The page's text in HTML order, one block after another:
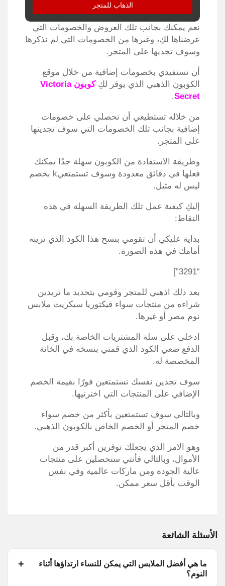
الذهاب للمتجر
نعم يمكنك بجانب تلك العروض والخصومات التي
عرضناها لكِ، وغيرها من الخصومات التي لم نذكرها
وسوف تجديها على المتجر.
أن تستفيدي بخصومات إضافية من خلال موقع
الكوبون الذهبي الذي يوفر لكِكوبونVictoria
Secret
.
من خلاله تستطيعي أن تحصلي على خصومات
إضافية بجانب تلك الخصومات التي سوف تجدينها
على المتجر.
وطريقة الاستفادة من الكوبون سهلة جدًا يمكنك
فعلها في دقائق معدودة وسوف تستمتعيk بخصم
ليس له مثيل.
إليكِ كيفية عمل تلك الطريقة السهلة في هذه
النقاط:
بداية عليكي أن تقومي بنسخ هذا الكود الذي ترينه
أمامك في هذه الصورة.
“3291”]
بعد ذلك اذهبي للمتجر وقومي بتحديد ما تريدين
شراءه من منتجات سواء فيكتوريا سيكريت ملابس
نوم مصر أو غيرها.
ادخلى على سلة المشتريات الخاصة بك، وقبل
الدفع ضعي الكود الذي قمتي بنسخه في الخانة
المخصصة له.
سوف تجدين نفسك تستمتعين فورًا بقيمة الخصم
الإضافي على المنتجات التي اخترتيها.
وبالتالي سوف تستمتعين بأكثر من خصم سواء
خصم المتجر أو الخصم الخاص بالكوبون الذهبي.
وهو الامر الذي يجعلك توفرين أكبر قدر من
الأموال، وبالتالي فأنتي ستحصلين على منتجات
عالية الجودة ومن ماركات عالمية وفي نفس
الوقت بأقل سعر ممكن.
الأسئلة الشائعة
ما هي أفضل الملابس التي يمكن للنساء ارتداؤها أثناء
النوم؟